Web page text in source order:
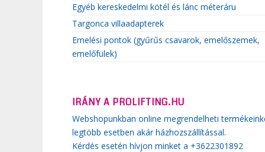
Egyéb kereskedelmi kötél és lánc méteráru
Targonca villaadapterek
Emelési pontok (gyűrűs csavarok, emelőszemek,
emelőfülek)
IRÁNY A PROLIFTING.HU
Webshopunkban online megrendelheti
legtöbb esetben akár házhozszállítással.
Kérdés esetén hívjon minket a +3622301892